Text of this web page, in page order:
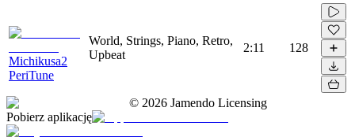
Michikusa2
PeriTune
World, Strings, Piano, Retro,
Upbeat
2:11 128
© 2026 Jamendo Licensing
Pobierz aplikację